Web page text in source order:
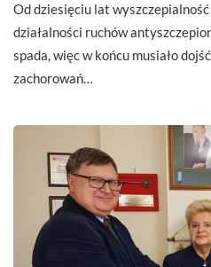
Od dziesięciu lat
działalności ruchów
spada, więc w końcu musiało
zachorowań…